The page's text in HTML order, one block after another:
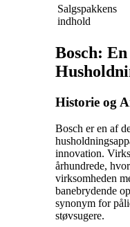
Salgspakkens
indhold
Bosch:
Historie og
Bosch er en af
innovation.
århundrede,
virksomheden
banebrydende
synonym for
støvsugere.